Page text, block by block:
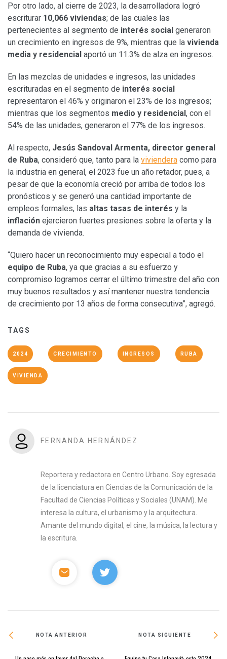
Por otro lado, al cierre de 2023, la desarrolladora logró
escriturar 10,066 viviendas; de las cuales las
pertenecientes al segmento de interés social generaron
un crecimiento en ingresos de 9%, mientras que la vivienda
media y residencial aportó un 11.3% de alza en ingresos.
En las mezclas de unidades e ingresos, las unidades
escrituradas en el segmento de interés social
representaron el 46% y originaron el 23% de los ingresos;
mientras que los segmentos medio y residencial, con el
54% de las unidades, generaron el 77% de los ingresos.
Al respecto, Jesús Sandoval Armenta, director general
de Ruba, consideró que, tanto para la viviendera como para
la industria en general, el 2023 fue un año retador, pues, a
pesar de que la economía creció por arriba de todos los
pronósticos y se generó una cantidad importante de
empleos formales, las altas tasas de interés y la
inflación ejercieron fuertes presiones sobre la oferta y la
demanda de vivienda.
“Quiero hacer un reconocimiento muy especial a todo el
equipo de Ruba, ya que gracias a su esfuerzo y
compromiso logramos cerrar el último trimestre del año con
muy buenos resultados y así mantener nuestra tendencia
de crecimiento por 13 años de forma consecutiva”, agregó.
TAGS
2024 CRECIMIENTO INGRESOS RUBA
VIVIENDA
FERNANDA HERNÁNDEZ
Reportera y redactora en Centro Urbano. Soy egresada
de la licenciatura en Ciencias de la Comunicación de la
Facultad de Ciencias Políticas y Sociales (UNAM). Me
interesa la cultura, el urbanismo y la arquitectura.
Amante del mundo digital, el cine, la música, la lectura y
la escritura.
NOTA ANTERIOR NOTA SIGUIENTE